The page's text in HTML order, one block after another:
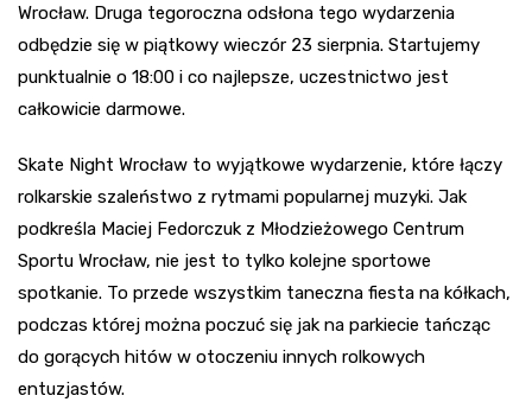
Wrocław. Druga tegoroczna odsłona tego wydarzenia
odbędzie się w piątkowy wieczór 23 sierpnia. Startujemy
punktualnie o 18:00 i co najlepsze, uczestnictwo jest
całkowicie darmowe.
Skate Night Wrocław to wyjątkowe wydarzenie, które łączy
rolkarskie szaleństwo z rytmami popularnej muzyki. Jak
podkreśla Maciej Fedorczuk z Młodzieżowego Centrum
Sportu Wrocław, nie jest to tylko kolejne sportowe
spotkanie. To przede wszystkim taneczna fiesta na kółkach,
podczas której można poczuć się jak na parkiecie tańcząc
do gorących hitów w otoczeniu innych rolkowych
entuzjastów.